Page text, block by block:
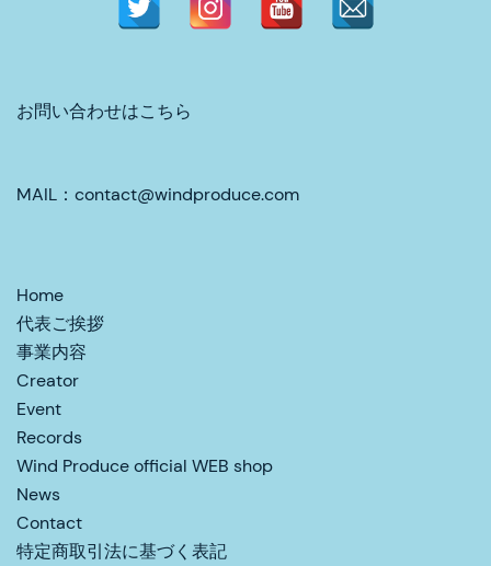
お問い合わせはこちら
MAIL：contact@windproduce.com
Home
代表ご挨拶
事業内容
Creator
Event
Records
Wind Produce official WEB shop
News
Contact
特定商取引法に基づく表記